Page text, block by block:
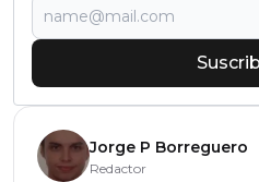
Jorge P Borreguero
Redactor